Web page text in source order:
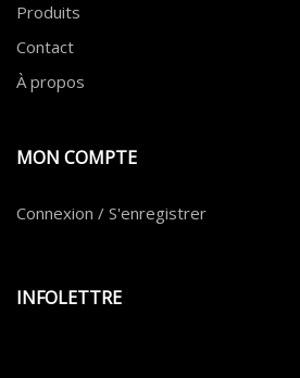
Produits
Contact
À propos
MON COMPTE
Connexion / S'enregistrer
INFOLETTRE